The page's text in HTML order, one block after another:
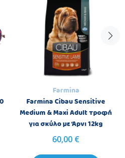
Farmina
Farmina Cibau Sensitive
Medium & Maxi Adult τροφή
για σκύλο με Άρνι 12kg
60,00 €